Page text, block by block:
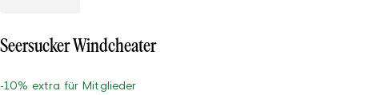
Seersucker Windcheater
-10% extra für Mitglieder